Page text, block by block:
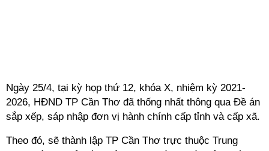
Ngày 25/4, tại kỳ họp thứ 12, khóa X, nhiệm kỳ 2021-
2026, HĐND TP Cần Thơ đã thống nhất thông qua Đề án
sắp xếp, sáp nhập đơn vị hành chính cấp tỉnh và cấp xã.
Theo đó, sẽ thành lập TP Cần Thơ trực thuộc Trung